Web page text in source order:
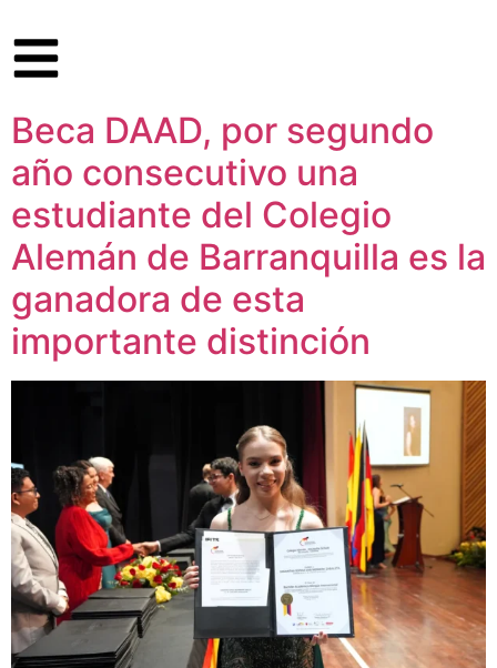
Beca DAAD, por segundo
año consecutivo una
estudiante del Colegio
Alemán de Barranquilla es la
ganadora de esta
importante distinción​